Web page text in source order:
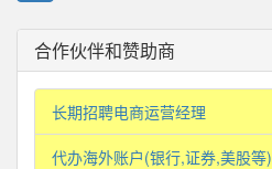
合作伙伴和赞助商
长期招聘电商运营经理
代办海外账户(银行,证券,美股等)